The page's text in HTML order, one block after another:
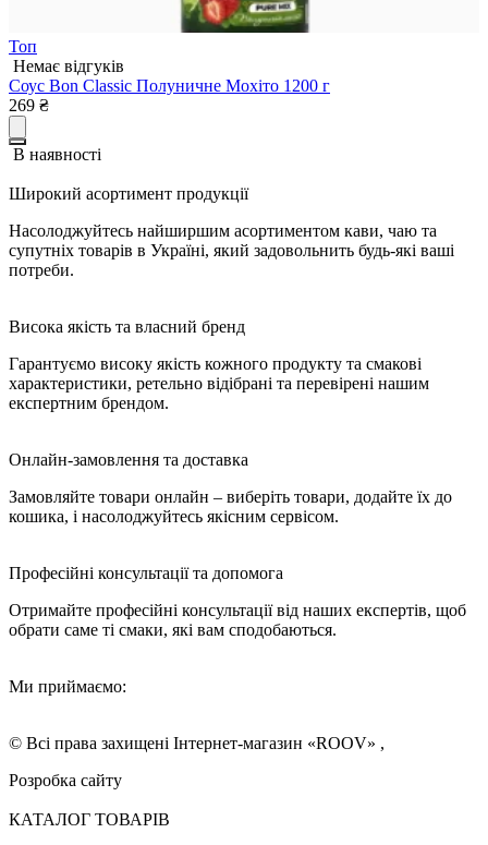
Топ
Немає відгуків
Соус Bon Classic Полуничне Мохіто 1200 г
269 ₴
В наявності
Широкий асортимент продукції
Насолоджуйтесь найширшим асортиментом кави, чаю та
супутніх товарів в Україні, який задовольнить будь-які ваші
потреби.
Висока якість та власний бренд
Гарантуємо високу якість кожного продукту та смакові
характеристики, ретельно відібрані та перевірені нашим
експертним брендом.
Онлайн-замовлення та доставка
Замовляйте товари онлайн – виберіть товари, додайте їх до
кошика, і насолоджуйтесь якісним сервісом.
Професійні консультації та допомога
Отримайте професійні консультації від наших експертів, щоб
обрати саме ті смаки, які вам сподобаються.
Ми приймаємо:
© Всі права захищені Інтернет-магазин «ROOV» ,
Розробка сайту
КАТАЛОГ ТОВАРІВ